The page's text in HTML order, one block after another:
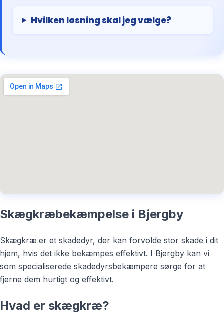
Hvilken løsning skal jeg vælge?
Skægkræbekæmpelse i Bjergby
Skægkræ er et skadedyr, der kan forvolde stor skade i dit
hjem, hvis det ikke bekæmpes effektivt. I Bjergby kan vi
som specialiserede skadedyrsbekæmpere sørge for at
fjerne dem hurtigt og effektivt.
Hvad er skægkræ?